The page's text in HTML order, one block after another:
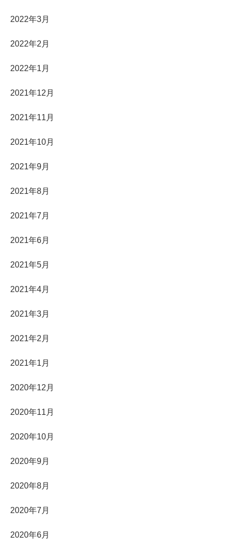
2022年3月
2022年2月
2022年1月
2021年12月
2021年11月
2021年10月
2021年9月
2021年8月
2021年7月
2021年6月
2021年5月
2021年4月
2021年3月
2021年2月
2021年1月
2020年12月
2020年11月
2020年10月
2020年9月
2020年8月
2020年7月
2020年6月